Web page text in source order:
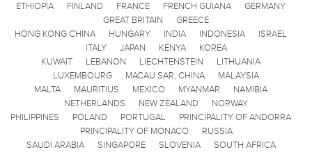
ETHIOPIA
FINLAND FRANCE FRENCH GUIANA
GERMANY
GREAT BRITAIN
GREECE
HONG KONG CHINA
HUNGARY INDIA INDONESIA
ISRAEL
ITALY
JAPAN KENYA
KOREA
KUWAIT
LEBANON LIECHTENSTEIN
LITHUANIA
LUXEMBOURG
MACAU SAR, CHINA
MALAYSIA
MALTA
MAURITIUS MEXICO MYANMAR
NAMIBIA
NETHERLANDS
NEW ZEALAND
NORWAY
PHILIPPINES
POLAND PORTUGAL
PRINCIPALITY OF ANDORRA
PRINCIPALITY OF MONACO
RUSSIA
SAUDI ARABIA
SINGAPORE SLOVENIA SOUTH AFRICA